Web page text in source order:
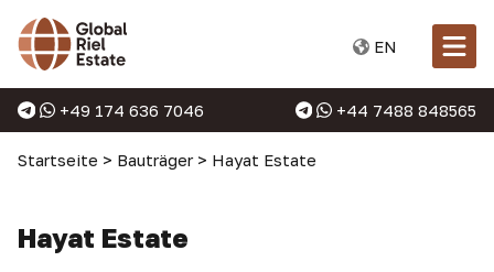
EN
+49 174 636 7046 +44 7488 848565
Startseite > Bauträger > Hayat Estate
Hayat Estate